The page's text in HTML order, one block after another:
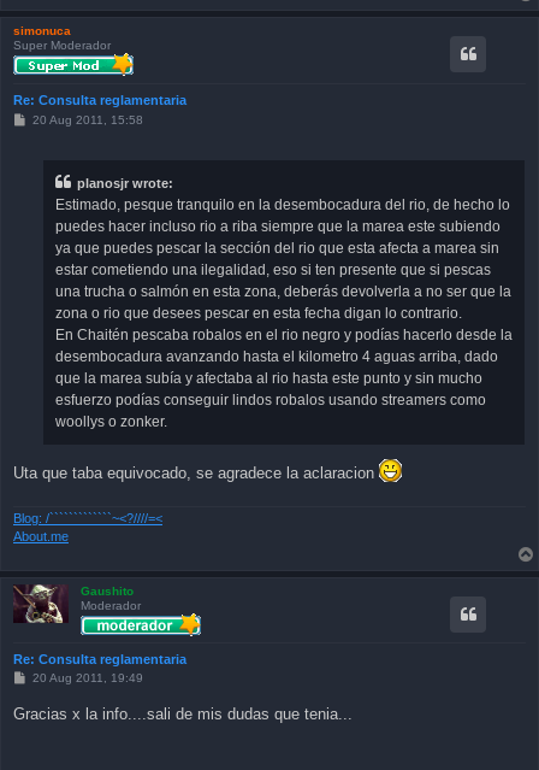
simonuca
Super Moderador
Re: Consulta reglamentaria
P20 Aug 2011, 15:58
planosjr wrote:
Estimado, pesque tranquilo en la desembocadura del rio, de hecho lo
puedes hacer incluso rio a riba siempre que la marea este subiendo
ya que puedes pescar la sección del rio que esta afecta a marea sin
estar cometiendo una ilegalidad, eso si ten presente que si pescas
una trucha o salmón en esta zona, deberás devolverla a no ser que la
zona o rio que desees pescar en esta fecha digan lo contrario.
En Chaitén pescaba robalos en el rio negro y podías hacerlo desde la
desembocadura avanzando hasta el kilometro 4 aguas arriba, dado
que la marea subía y afectaba al rio hasta este punto y sin mucho
esfuerzo podías conseguir lindos robalos usando streamers como
woollys o zonker.
Uta que taba equivocado, se agradece la aclaracion
Blog: /`````````````~<?////=<
About.me
Gaushito
Moderador
Re: Consulta reglamentaria
P
t
20 Aug 2011, 19:49
Gracias x la info....sali de mis dudas que tenia...